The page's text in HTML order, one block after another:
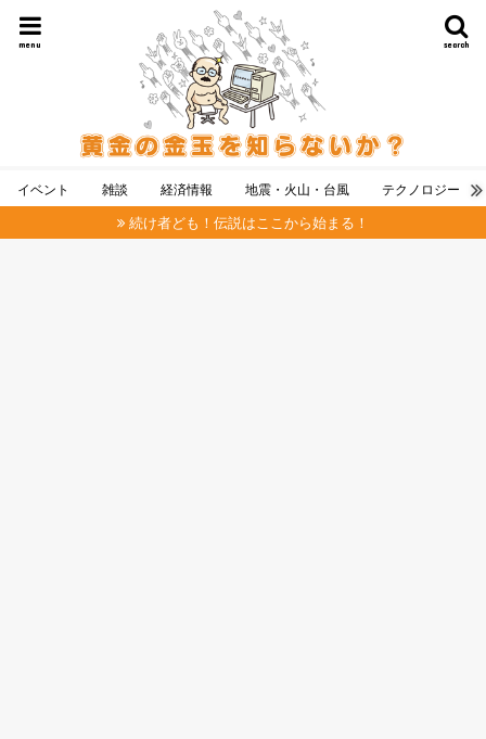
search
menu
イベント 雑談 経済情報 地震・火山・台風 テクノロジー
続け者ども！伝説はここから始まる！